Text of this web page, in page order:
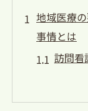
地域医療
事情とは
訪問看
西宮
訪問看